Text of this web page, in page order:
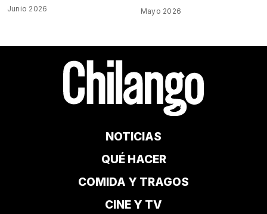
Junio 2026 Mayo 2026
NOTICIAS
QUÉ HACER
COMIDA Y TRAGOS
CINE Y TV